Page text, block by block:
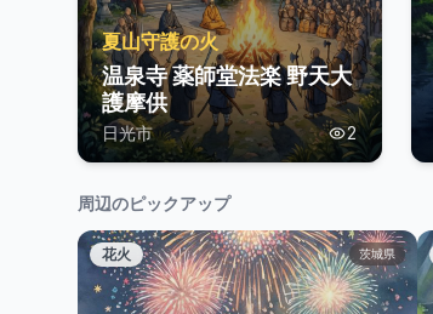
夏山守護の火
温泉寺 薬師堂法楽 野天大
護摩供
日光市 2
周辺のピックアップ
花火 茨城県